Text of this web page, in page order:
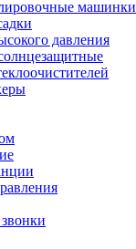
машинки
давления